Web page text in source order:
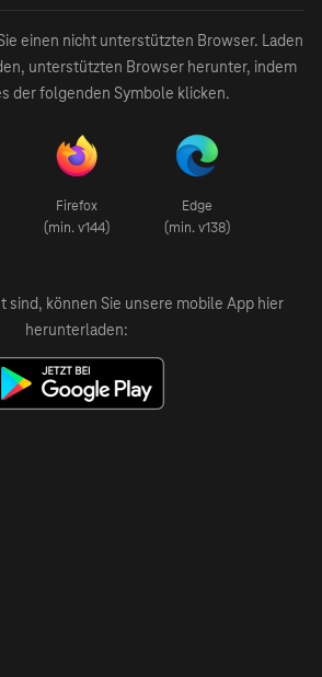
einen nicht unterstützten Browser. Laden
unterstützten Browser herunter, indem
der folgenden Symbole klicken.
Firefox
(min. v144)
Edge
(min. v138)
sind, können Sie unsere mobile App hier
herunterladen: